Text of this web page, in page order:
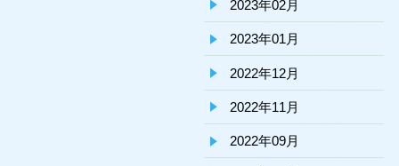
2023年02月
2023年01月
2022年12月
2022年11月
2022年09月